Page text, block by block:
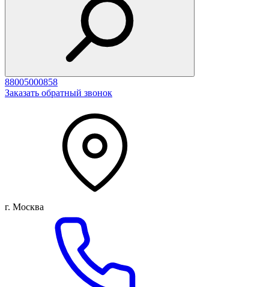
88005000858
Заказать обратный звонок
г. Москва